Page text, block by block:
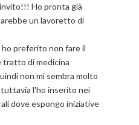
Ho pronta già
un lavoretto di
ho preferito non fare il
tratto di medicina
non mi sembra molto
l'ho inserito nei
dove espongo iniziative